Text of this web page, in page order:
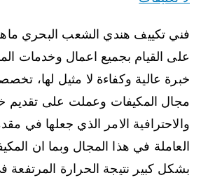
فني تكييف هندي الشعب البحري
على القيام بجميع اعمال وخدمات
خبرة عالية وكفاءة لا مثيل لها،
مجال المكيفات وعملت على تقديم
والاحترافية الامر الذي جعلها في
العاملة في هذا المجال وبما ان
بشكل كبير نتيجة الحرارة